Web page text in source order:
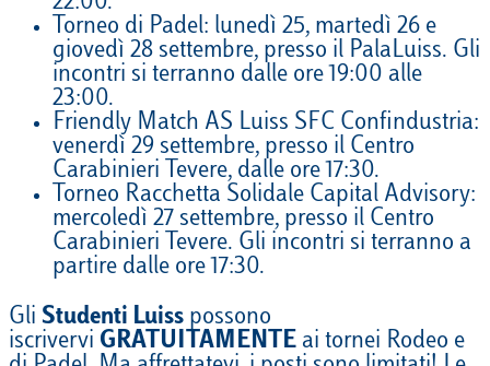
Torneo di Padel: lunedì 25, martedì 26 e
giovedì 28 settembre, presso il PalaLuiss. Gli
incontri si terranno dalle ore 19:00 alle
23:00.
Friendly Match AS Luiss SFC Confindustria:
venerdì 29 settembre, presso il Centro
Carabinieri Tevere, dalle ore 17:30.
Torneo Racchetta Solidale Capital Advisory:
mercoledì 27 settembre, presso il Centro
Carabinieri Tevere. Gli incontri si terranno a
partire dalle ore 17:30.
Gli Studenti Luiss possono
iscrivervi GRATUITAMENTE ai tornei Rodeo e